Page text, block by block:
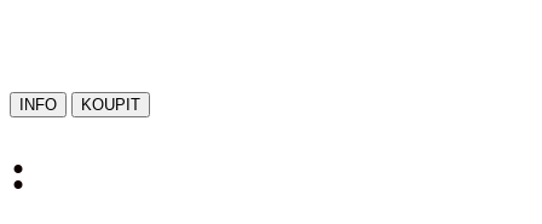
: